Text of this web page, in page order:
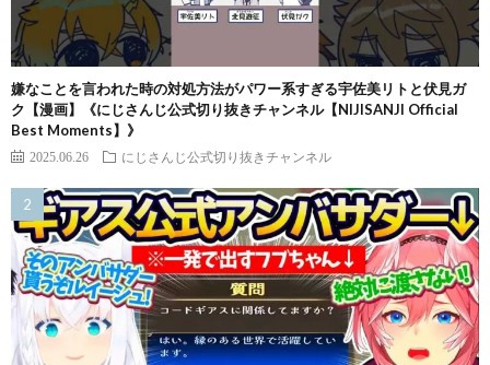
嫌なことを言われた時の対処方法がパワー系すぎる宇佐美リトと伏見ガ
ク【漫画】《にじさんじ公式切り抜きチャンネル【NIJISANJI Official
Best Moments】》
2025.06.26 にじさんじ公式切り抜きチャンネル